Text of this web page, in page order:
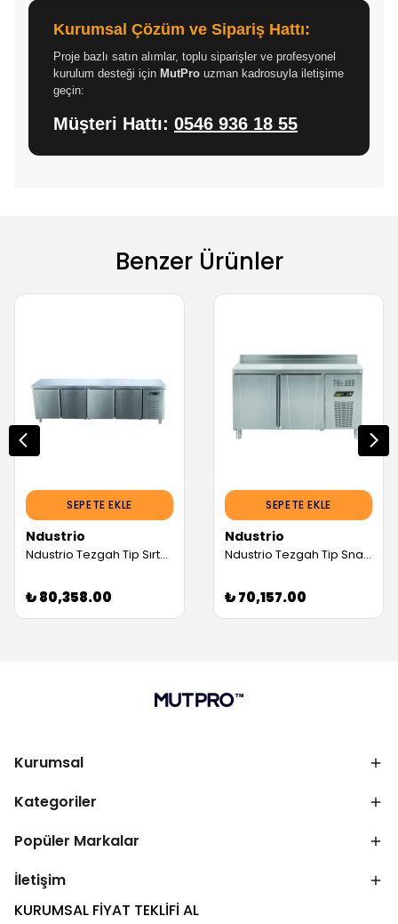
Kurumsal Çözüm ve Sipariş Hattı:
Proje bazlı satın alımlar, toplu siparişler ve profesyonel
kurulum desteği için MutPro uzman kadrosuyla iletişime
geçin:
Müşteri Hattı: 0546 936 18 55
Benzer Ürünler
SEPETE EKLE
Ndustrio
Ndustrio Tezgah Tip Sırtsız Snack Buzdolabı, 4 Kapılı (Servis Garantili)
₺ 80,358.00
SEPETE EKLE
Ndustrio
Ndustrio Tezgah Tip Snack Derin Dondurucu Üst Tablasız, 2 Kapılı (Servis Garantili)
₺ 70,157.00
Kurumsal
Kategoriler
Popüler Markalar
İletişim
KURUMSAL FİYAT TEKLİFİ AL